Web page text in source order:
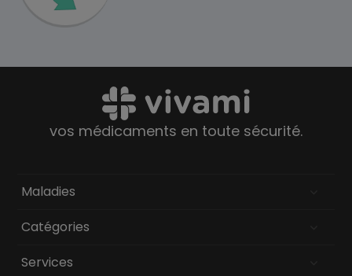
vos médicaments en toute sécurité.
Maladies
Catégories
Services